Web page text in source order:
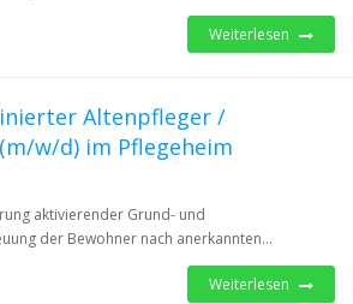
Weiterlesen
Altenpfleger /
w/d) im Pflegeheim
aktivierender Grund- und
der Bewohner nach anerkannten...
Weiterlesen